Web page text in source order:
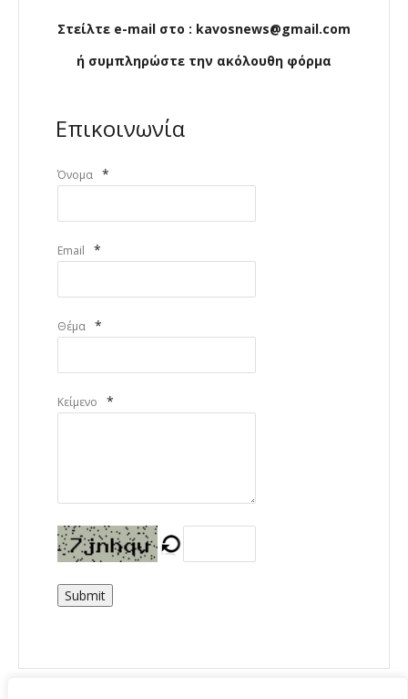
Στείλτε e-mail στο : kavosnews@gmail.com
ή συμπληρώστε την ακόλουθη φόρμα
Επικοινωνία
Όνομα *
Email *
Θέμα *
Κείμενο *
Submit